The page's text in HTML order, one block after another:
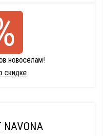
новосёлам!
скидке